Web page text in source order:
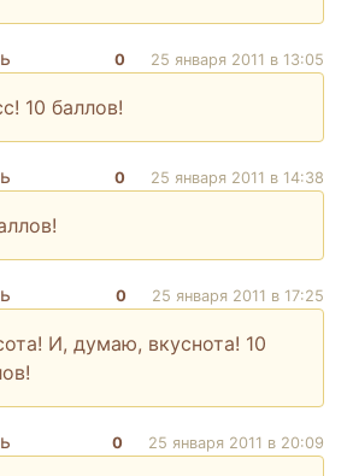
0 25 января 2011 в 13:05
10 баллов!
0 25 января 2011 в 14:38
0 25 января 2011 в 17:25
И, думаю, вкуснота! 10
0 25 января 2011 в 20:09